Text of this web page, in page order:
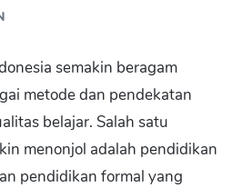
semakin beragam
metode dan pendekatan
belajar. Salah satu
menonjol adalah pendidikan
pendidikan formal yang